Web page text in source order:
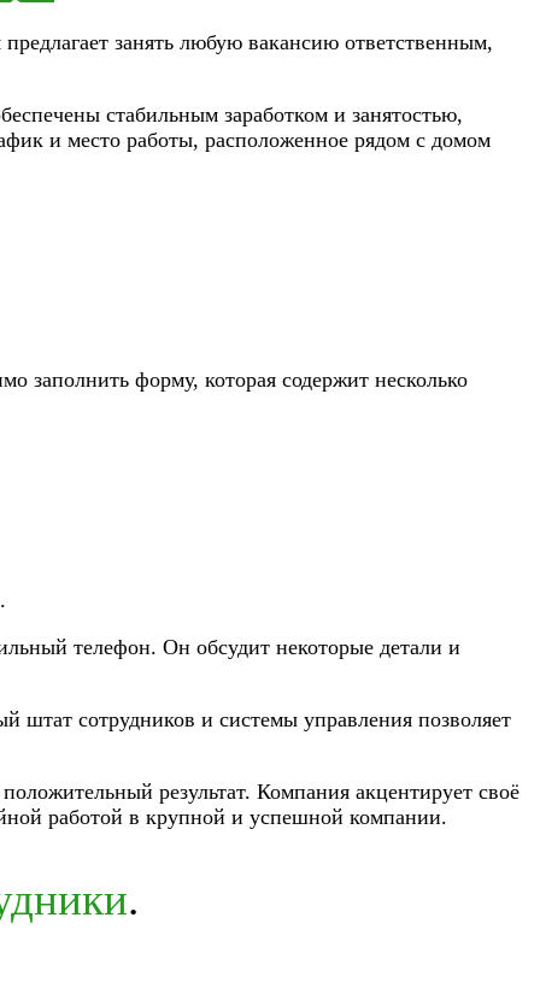
занять любую вакансию ответственным,
стабильным заработком и занятостью,
и место работы, расположенное рядом с домом
заполнить форму, которая содержит несколько
телефон. Он обсудит некоторые детали и
штат сотрудников и системы управления позволяет
результат. Компания акцентирует своё
работой в крупной и успешной компании.
.